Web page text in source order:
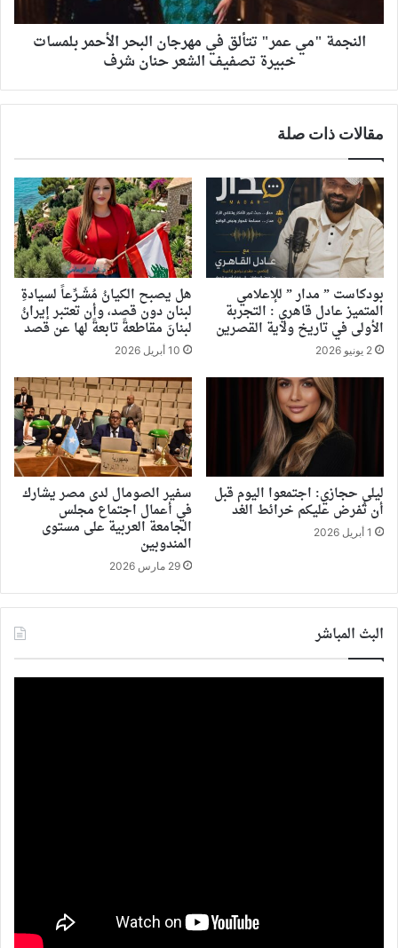
النجمة "مي عمر" تتألق في مهرجان البحر الأحمر بلمسات
خبيرة تصفيف الشعر حنان شرف
مقالات ذات صلة
بودكاست ” مدار ” للإعلامي
المتميز عادل قاهري : التجربة
الأولى في تاريخ ولاية القصرين
2 يونيو 2026
هل يصبح الكيانُ مُشَـرِّعاً لسيادةِ
لبنان دون قصد، وأن تعتبر إيرانُ
لبنانَ مقاطعةً تابعةً لها عن قصد
10 أبريل 2026
ليلى حجازي: اجتمعوا اليوم قبل
أن تُفرض عليكم خرائط الغد
1 أبريل 2026
سفير الصومال لدى مصر يشارك
في أعمال اجتماع مجلس
الجامعة العربية على مستوى
المندوبين
29 مارس 2026
البث المباشر